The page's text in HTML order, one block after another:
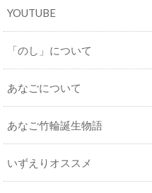
YOUTUBE
「のし」について
あなごについて
あなご竹輪誕生物語
いずえりオススメ